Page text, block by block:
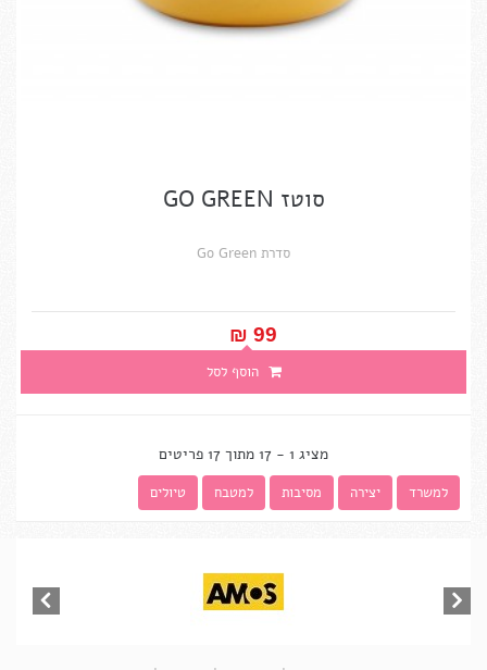
סוטז GO GREEN
סדרת Go Green
99 ₪‎
הוסף לסל
מציג 1 - 17 מתוך 17 פריטים
למשרד יצירה מסיבות למטבח טיולים